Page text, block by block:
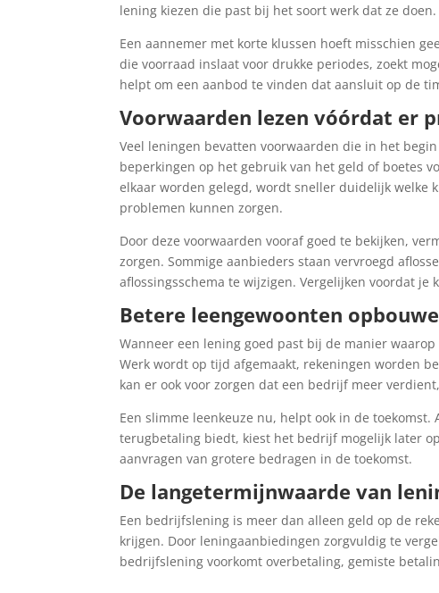
lening kiezen die past bij het soort werk dat ze doen.
Een aannemer met korte klussen hoeft misschien
die voorraad inslaat voor drukke periodes, zoekt
helpt om een aanbod te vinden dat aansluit op de
Voorwaarden lezen vóórdat er
Veel leningen bevatten voorwaarden die in het
beperkingen op het gebruik van het geld of boetes
elkaar worden gelegd, wordt sneller duidelijk welke
problemen kunnen zorgen.
Door deze voorwaarden vooraf goed te bekijken,
zorgen. Sommige aanbieders staan vervroegd
aflossingsschema te wijzigen. Vergelijken voordat
Betere leengewoonten
Wanneer een lening goed past bij de manier
Werk wordt op tijd afgemaakt, rekeningen worden
kan er ook voor zorgen dat een bedrijf meer
Een slimme leenkeuze nu, helpt ook in de
terugbetaling biedt, kiest het bedrijf mogelijk later
aanvragen van grotere bedragen in de toekomst.
De langetermijnwaarde van
Een bedrijfslening is meer dan alleen geld op de
krijgen. Door leningaanbiedingen zorgvuldig te
bedrijfslening voorkomt overbetaling, gemiste